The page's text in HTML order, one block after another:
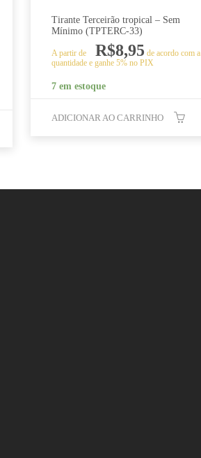
Tirante Terceirão tropical – Sem
Mínimo (TPTERC-33)
A partir de R$8,95 de acordo com a
quantidade e ganhe 5% no PIX
7 em estoque
ADICIONAR AO CARRINHO